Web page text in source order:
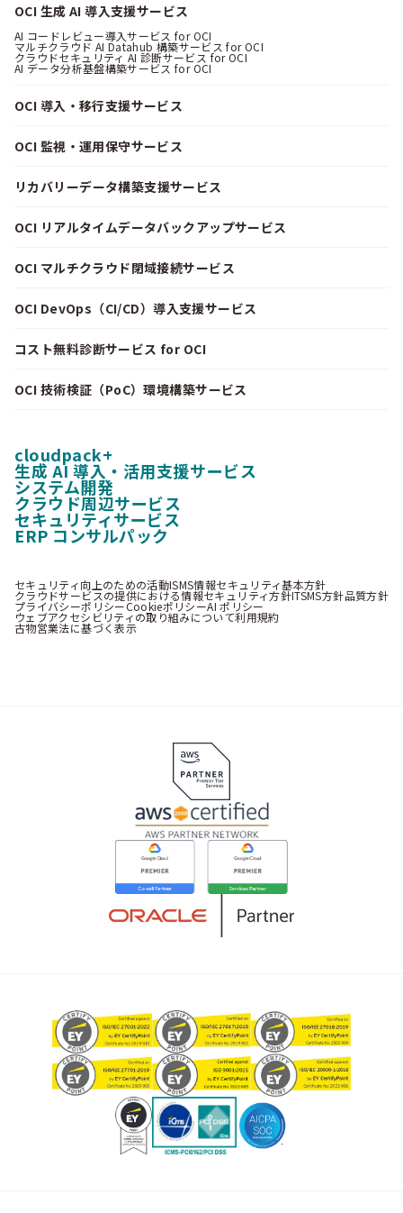
OCI 生成 AI 導入支援サービス
AI コードレビュー導入サービス for OCI
マルチクラウド AI Datahub 構築サービス for OCI
クラウドセキュリティ AI 診断サービス for OCI
AI データ分析基盤構築サービス for OCI
OCI 導入・移行支援サービス
OCI 監視・運用保守サービス
リカバリーデータ構築支援サービス
OCI リアルタイムデータバックアップサービス
OCI マルチクラウド閉域接続サービス
OCI DevOps（CI/CD）導入支援サービス
コスト無料診断サービス for OCI
OCI 技術検証（PoC）環境構築サービス
cloudpack+
生成 AI 導入・活用支援サービス
システム開発
クラウド周辺サービス
セキュリティサービス
ERP コンサルパック
セキュリティ向上のための活動ISMS情報セキュリティ基本方針
クラウドサービスの提供における情報セキュリティ方針ITSMS方針品質方針
プライバシーポリシーCookieポリシーAI ポリシー
ウェブアクセシビリティの取り組みについて利用規約
古物営業法に基づく表示